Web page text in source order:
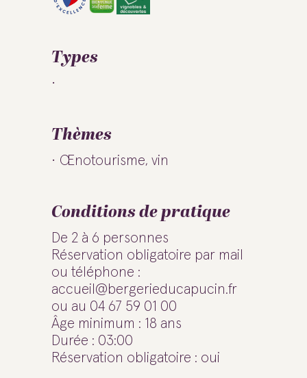
Types
Thèmes
Œnotourisme, vin
Conditions de pratique
De 2 à 6 personnes
Réservation obligatoire par mail
ou téléphone :
accueil@bergerieducapucin.fr
ou au 04 67 59 01 00
Âge minimum : 18 ans
Durée : 03:00
Réservation obligatoire : oui